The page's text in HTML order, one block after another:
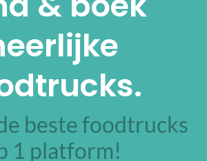
beste foodtrucks
1 platform!